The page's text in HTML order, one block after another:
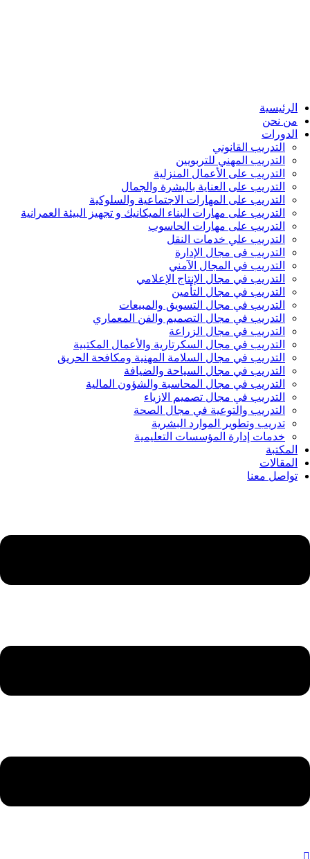
الرئيسية
من نحن
الدورات
التدريب القانوني
التدريب المهني للتربويين
التدريب على الأعمال المنزلية
التدريب على العناية بالبشرة والجمال
التدريب على المهارات الاجتماعية والسلوكية
التدريب على مهارات البناء الميكانيك و تجهيز البيئة العمرانية
التدريب على مهارات الحاسوب
التدريب علي خدمات النقل
التدريب فى مجال الإدارة
التدريب في المجال الآمني
التدريب في مجال الإنتاج الإعلامي
التدريب في مجال التأمين
التدريب في مجال التسويق والمبيعات
التدريب في مجال التصميم والفن المعماري
التدريب في مجال الزراعة
التدريب في مجال السكرتارية والأعمال المكتبية
التدريب في مجال السلامة المهنية ومكافحة الحريق
التدريب في مجال السياحة والضيافة
التدريب في مجال المحاسبة والشؤون المالية
التدريب في مجال تصميم الازياء
التدريب والتوعية في مجال الصحة
تدريب وتطوير الموارد البشرية
خدمات إدارة المؤسسات التعليمية
المكتبة
المقالات
تواصل معنا